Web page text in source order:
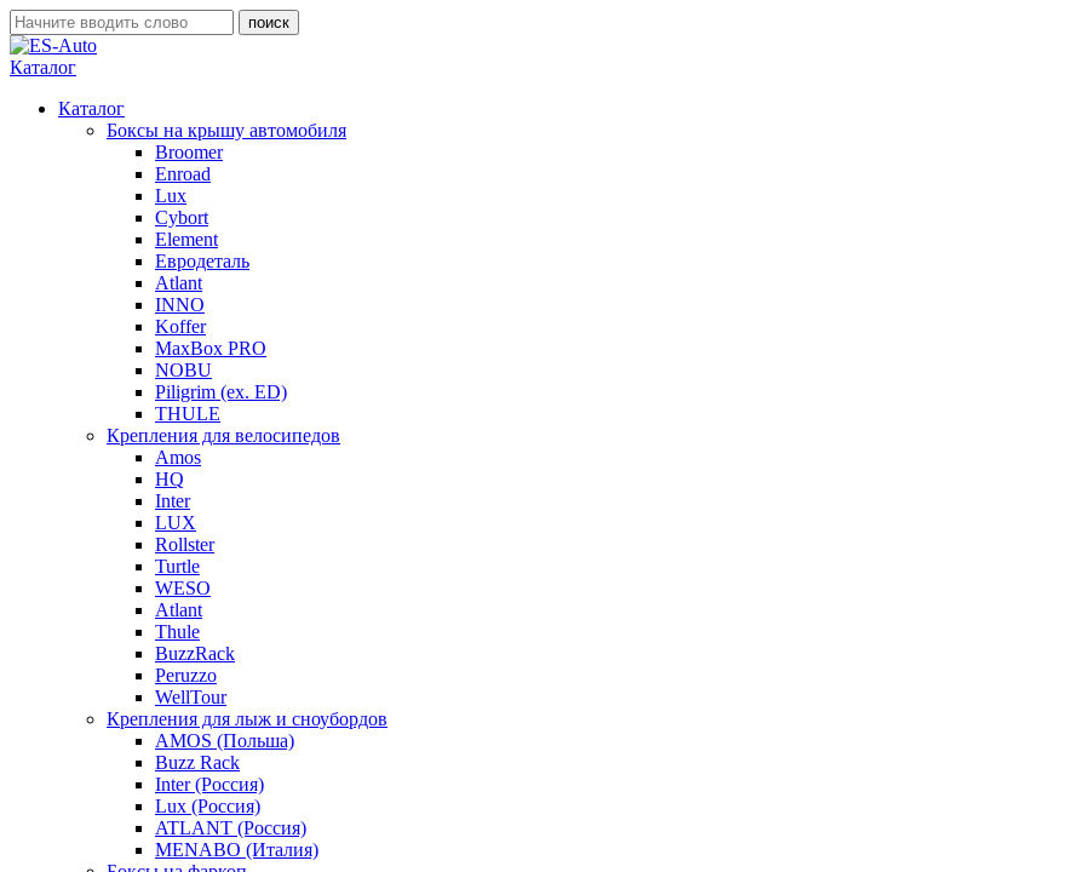
Каталог
Каталог
Боксы на крышу автомобиля
Broomer
Enroad
Lux
Cybort
Element
Евродеталь
Atlant
INNO
Koffer
MaxBox PRO
NOBU
Piligrim (ex. ED)
THULE
Крепления для велосипедов
Amos
HQ
Inter
LUX
Rollster
Turtle
WESO
Atlant
Thule
BuzzRack
Peruzzo
WellTour
Крепления для лыж и сноубордов
AMOS (Польша)
Buzz Rack
Inter (Россия)
Lux (Россия)
ATLANT (Россия)
MENABO (Италия)